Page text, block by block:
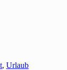
, Urlaub